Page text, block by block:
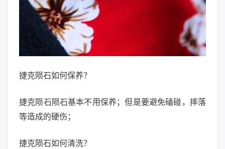
捷克陨石如何保养？
捷克陨石陨石基本不用保养；但是要避免磕碰，摔落
等造成的硬伤；
捷克陨石如何清洗？